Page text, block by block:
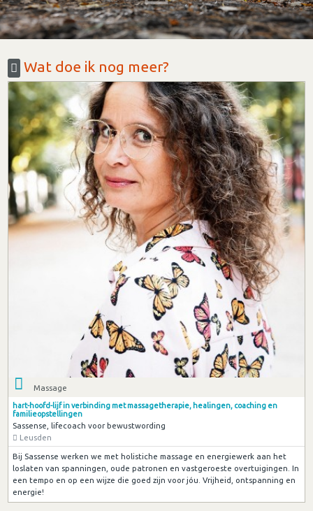
Wat doe ik nog meer?
Massage
hart-hoofd-lijf in verbinding met massagetherapie, healingen, coaching en
familieopstellingen
Sassense, lifecoach voor bewustwording
Leusden
Bij Sassense werken we met holistiche massage en energiewerk aan het
loslaten van spanningen, oude patronen en vastgeroeste overtuigingen. In
een tempo en op een wijze die goed zijn voor jóu. Vrijheid, ontspanning en
energie!